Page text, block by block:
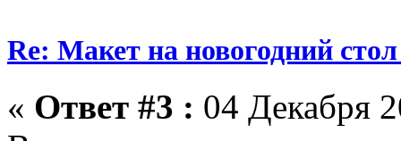
Re: Макет на новогодний
« Ответ #3 : 04 Декабря